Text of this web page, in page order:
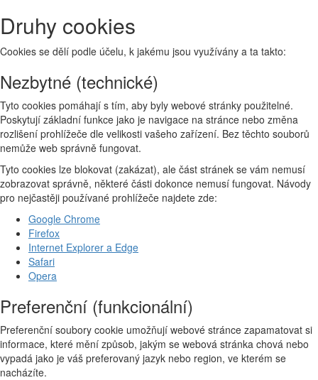
Druhy cookies
Cookies se dělí podle účelu, k jakému jsou využívány a ta takto:
Nezbytné (technické)
Tyto cookies pomáhají s tím, aby byly webové stránky použitelné.
Poskytují základní funkce jako je navigace na stránce nebo změna
rozlišení prohlížeče dle velikosti vašeho zařízení. Bez těchto souborů
nemůže web správně fungovat.
Tyto cookies lze blokovat (zakázat), ale část stránek se vám nemusí
zobrazovat správně, některé části dokonce nemusí fungovat. Návody
pro nejčastěji používané prohlížeče najdete zde:
Google Chrome
Firefox
Internet Explorer a Edge
Safari
Opera
Preferenční (funkcionální)
Preferenční soubory cookie umožňují webové stránce zapamatovat si
informace, které mění způsob, jakým se webová stránka chová nebo
vypadá jako je váš preferovaný jazyk nebo region, ve kterém se
nacházíte.